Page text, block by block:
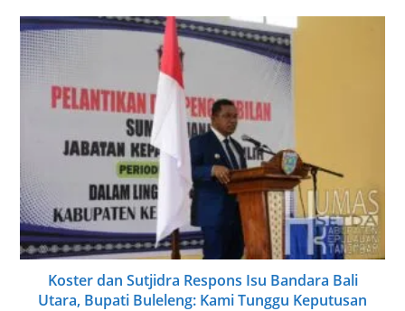
Koster dan Sutjidra Respons Isu Bandara Bali
Utara, Bupati Buleleng: Kami Tunggu Keputusan